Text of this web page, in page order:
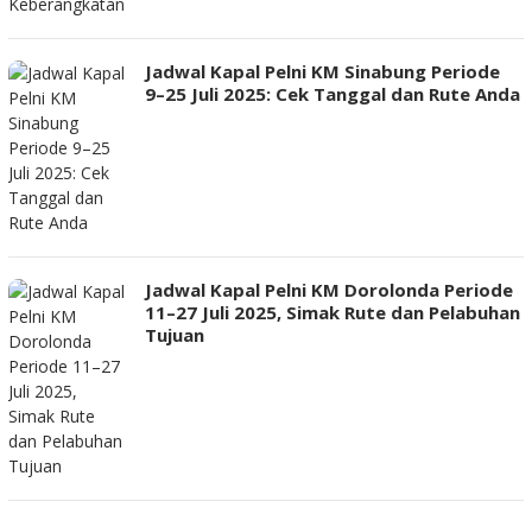
Jadwal Kapal Pelni KM Sinabung Periode
9–25 Juli 2025: Cek Tanggal dan Rute Anda
Jadwal Kapal Pelni KM Dorolonda Periode
11–27 Juli 2025, Simak Rute dan Pelabuhan
Tujuan